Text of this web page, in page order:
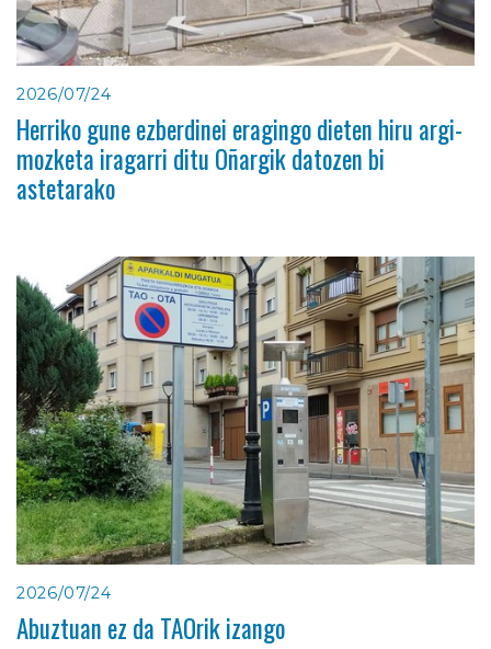
2026/07/24
Herriko gune ezberdinei eragingo dieten hiru argi-
mozketa iragarri ditu Oñargik datozen bi
astetarako
2026/07/24
Abuztuan ez da TAOrik izango